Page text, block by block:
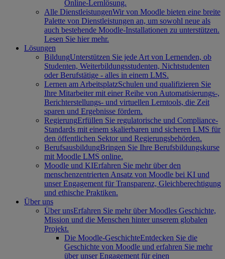
Online-Lernlösung.
Alle DienstleistungenWir von Moodle bieten eine breite
Palette von Dienstleistungen an, um sowohl neue als
auch bestehende Moodle-Installationen zu unterstützen.
Lesen Sie hier mehr.
Lösungen
BildungUnterstützen Sie jede Art von Lernenden, ob
Studenten, Weiterbildungsstudenten, Nichtstudenten
oder Berufstätige - alles in einem LMS.
Lernen am ArbeitsplatzSchulen und qualifizieren Sie
Ihre Mitarbeiter mit einer Reihe von Automatisierungs-,
Berichterstellungs- und virtuellen Lerntools, die Zeit
sparen und Ergebnisse fördern.
RegierungErfüllen Sie regulatorische und Compliance-
Standards mit einem skalierbaren und sicheren LMS für
den öffentlichen Sektor und Regierungsbehörden.
BerufsausbildungBringen Sie Ihre Berufsbildungskurse
mit Moodle LMS online.
Moodle und KIErfahren Sie mehr über den
menschenzentrierten Ansatz von Moodle bei KI und
unser Engagement für Transparenz, Gleichberechtigung
und ethische Praktiken.
Über uns
Über unsErfahren Sie mehr über Moodles Geschichte,
Mission und die Menschen hinter unserem globalen
Projekt.
Die Moodle-GeschichteEntdecken Sie die
Geschichte von Moodle und erfahren Sie mehr
über unser Engagement für einen